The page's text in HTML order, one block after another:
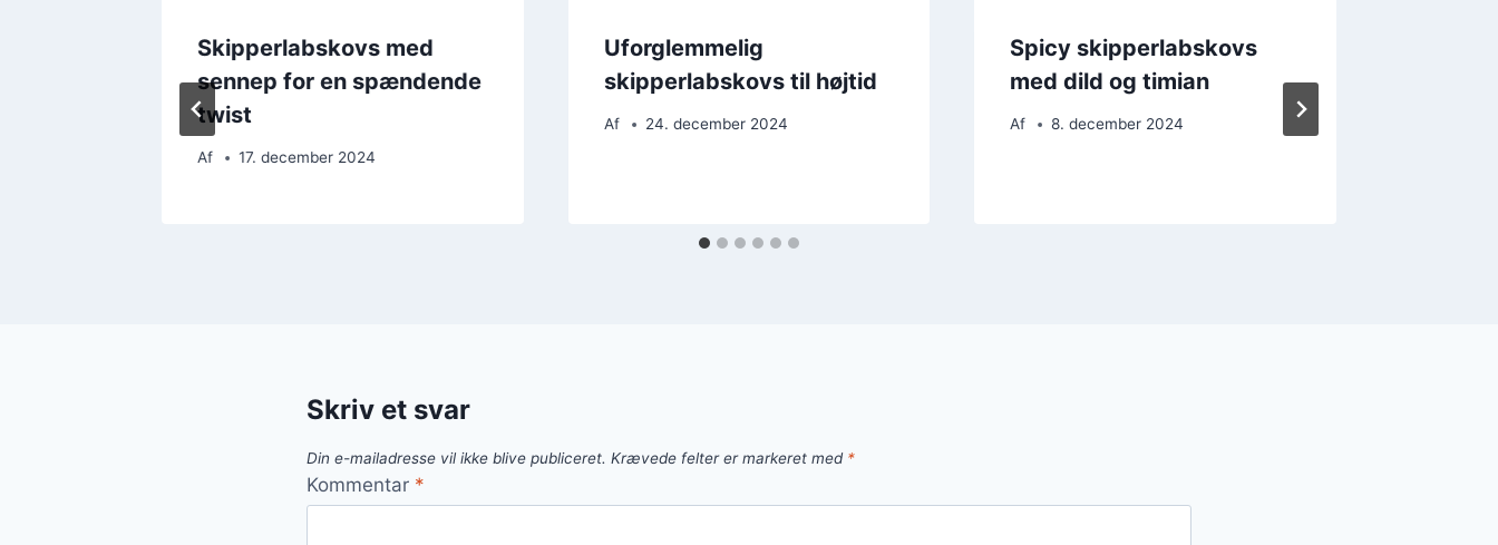
Skipperlabskovs med
sennep for en spændende
twist
Af 17. december 2024
Uforglemmelig
skipperlabskovs til højtid
Af 24. december 2024
Spicy skipperlabskovs
med dild og timian
Af 8. december 2024
Skriv et svar
Din e-mailadresse vil ikke blive publiceret. Krævede felter er markeret med *
Kommentar *